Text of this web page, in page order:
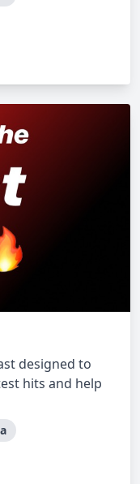
designed to
hits and help